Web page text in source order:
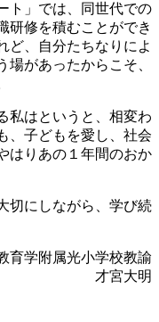
ト」では、同世代での
研修を積むことができ
ど、自分たちなりによ
場があったからこそ、
私はというと、相変わ
、子どもを愛し、社会
はりあの１年間のおか
切にしながら、学び続
育学附属光小学校教諭
才宮大明